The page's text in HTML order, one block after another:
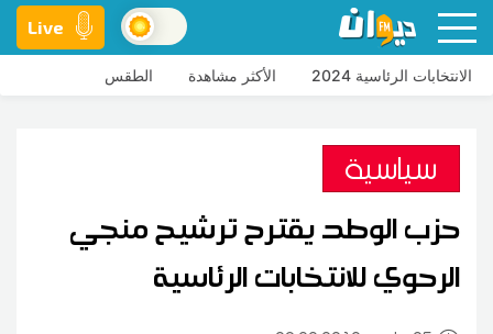
Live
الانتخابات الرئاسية 2024 الأكثر مشاهدة الطقس
سياسية
حزب الوطد يقترح ترشيح منجي
الرحوي للانتخابات الرئاسية